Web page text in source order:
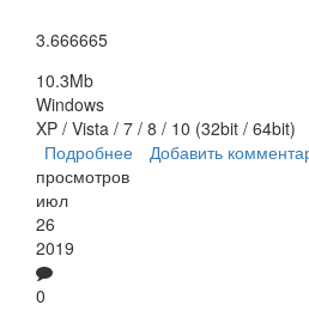
3.666665
10.3Mb
Windows
XP / Vista / 7 / 8 / 10 (32bit / 64bit)
Подробнее о Avast Clear
Добавить
просмотров
июл
26
2019
0